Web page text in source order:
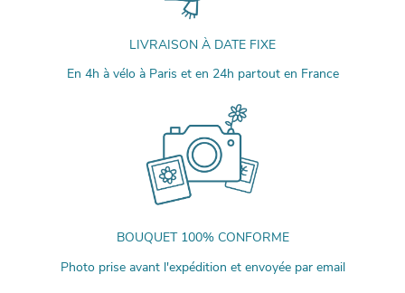
LIVRAISON À DATE FIXE
En 4h à vélo à Paris et en 24h partout en France
BOUQUET 100% CONFORME
Photo prise avant l'expédition et envoyée par email